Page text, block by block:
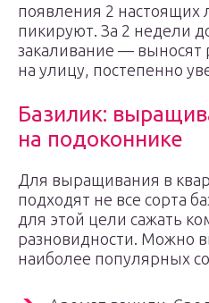
появления 2 настоящих
пикируют. За 2 недели
закаливание — выносят
на улицу, постепенно
Базилик:
на подоконнике
Для выращивания в
подходят не все сорта
для этой цели сажать
разновидности. Можно
наиболее популярных